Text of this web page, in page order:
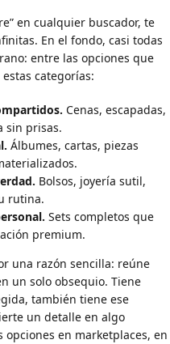
en cualquier buscador, te
En el fondo, casi todas
entre las opciones que
categorías:
Cenas, escapadas,
sin prisas.
Álbumes, cartas, piezas
Bolsos, joyería sutil,
rutina.
Sets completos que
premium.
una razón sencilla: reúne
un solo obsequio. Tiene
también tiene ese
un detalle en algo
en marketplaces, en